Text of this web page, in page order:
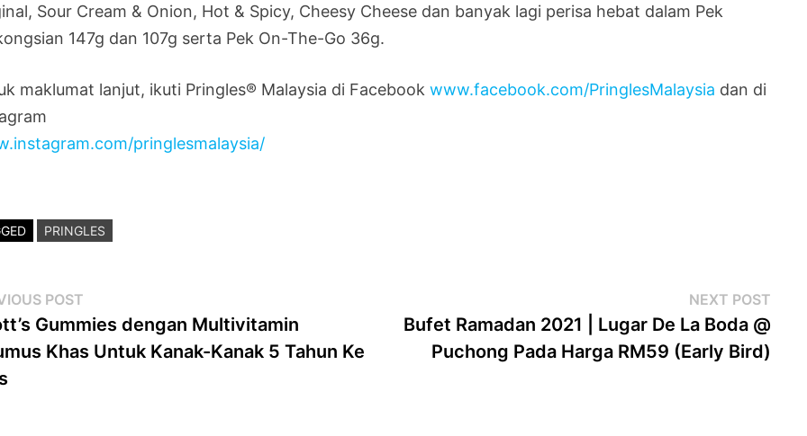
Sour Cream & Onion, Hot & Spicy, Cheesy Cheese dan banyak lagi perisa hebat dalam Pek
147g dan 107g serta Pek On-The-Go 36g.
maklumat lanjut, ikuti Pringles® Malaysia di Facebookwww.facebook.com/PringlesMalaysia dan di
pringlesmalaysia/
PRINGLES
POST
post:
Gummies dengan Multivitamin
Khas Untuk Kanak-Kanak 5 Tahun Ke
NEXT POSTNext
Bufet Ramadan 2021 | Lugar De La Boda @
Puchong Pada Harga RM59 (Early Bird)